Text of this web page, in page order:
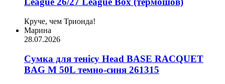
Круче, чем Трионда!
Марина
28.07.2026
Сумка для тенісу Head BASE RACQUET
BAG M 50L темно-синя 261315